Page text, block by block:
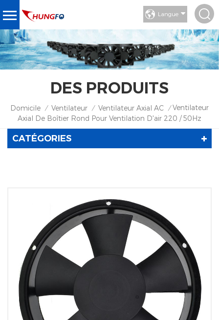
Langue
DES PRODUITS
Domicile / Ventilateur / Ventilateur Axial AC / Ventilateur
Axial De Boîtier Rond Pour Ventilation D'air 220 / 50Hz
CATÉGORIES